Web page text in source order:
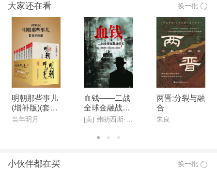
是一部上佳的大众文史读物。读者不但能从书中汲取
知识养分，更能领略到大师风范。 【成就斐然的史
学泰斗】 本书作者吕思勉先生与陈寅恪、陈垣、钱
穆并称为“现代史学四大家”。钱穆喜欢听他的课、撰
写《国史大纲》时屡次向吕思勉请教，易中天《品三
国》37处援引他的观。吕思勉作为在现代史学界诸多
领域里做出重大贡献的名家，他的精彩作品自然不容
错过。
【作者】
吕思勉(1884—1957)，字诚之，江苏常州人，与
大、中学校任教，并任中华书局、商务印书馆编辑。
大家还在看 换一批
明朝那些事儿
(增补版)(套装
共9册)
当年明月
血钱——二战
全球金融战纪
实
两晋:分裂与融
合
朱良
小伙伴都在买 换一批